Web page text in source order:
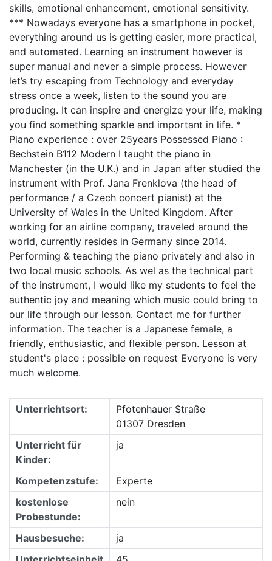
skills, emotional enhancement, emotional sensitivity.
*** Nowadays everyone has a smartphone in pocket,
everything around us is getting easier, more practical,
and automated. Learning an instrument however is
super manual and never a simple process. However
let’s try escaping from Technology and everyday
stress once a week, listen to the sound you are
producing. It can inspire and energize your life, making
you find something sparkle and important in life. *
Piano experience : over 25years Possessed Piano :
Bechstein B112 Modern I taught the piano in
Manchester (in the U.K.) and in Japan after studied the
instrument with Prof. Jana Frenklova (the head of
performance / a Czech concert pianist) at the
University of Wales in the United Kingdom. After
working for an airline company, traveled around the
world, currently resides in Germany since 2014.
Performing & teaching the piano privately and also in
two local music schools. As wel as the technical part
of the instrument, I would like my students to feel the
authentic joy and meaning which music could bring to
our life through our lesson. Contact me for further
information. The teacher is a Japanese female, a
friendly, enthusiastic, and flexible person. Lesson at
student's place : possible on request Everyone is very
much welcome.
Unterrichtsort:
Pfotenhauer Straße
01307 Dresden
Unterricht für
Kinder:
ja
Kompetenzstufe:
Experte
kostenlose
Probestunde:
nein
Hausbesuche:
ja